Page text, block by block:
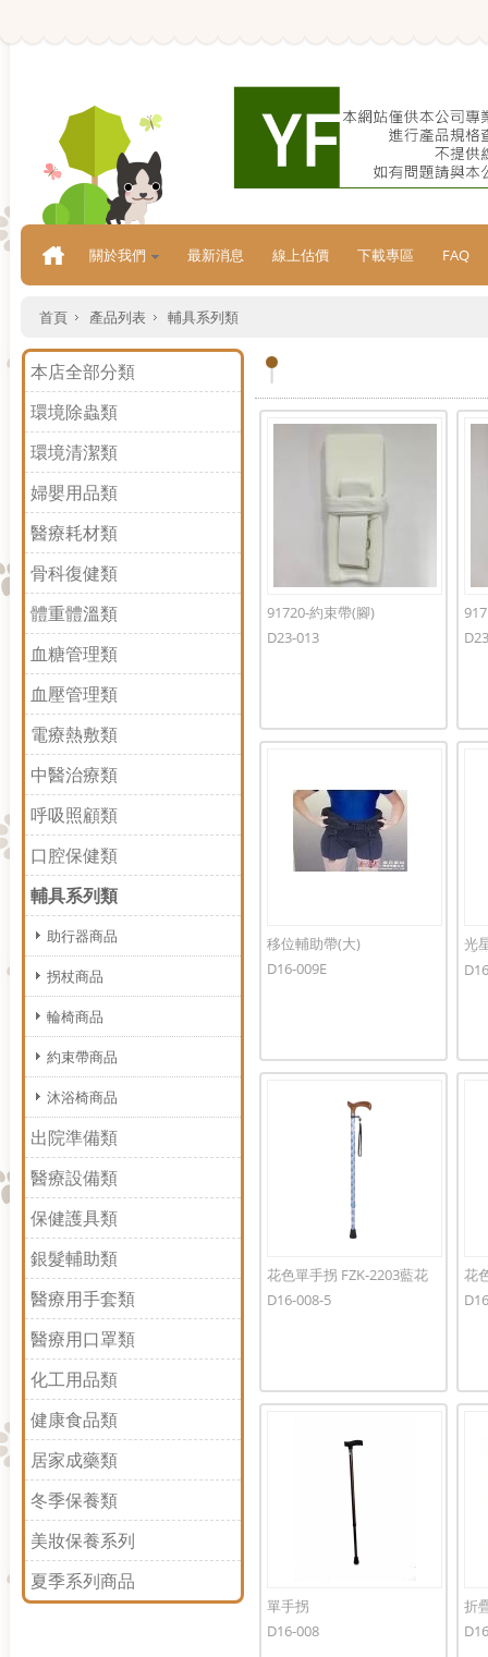
關於我們 最新消息 線上估價 下載專區 FAQ
首頁 產品列表 輔具系列類
本店全部分類
環境除蟲類
環境清潔類
婦嬰用品類
醫療耗材類
骨科復健類
體重體溫類
血糖管理類
血壓管理類
電療熱敷類
中醫治療類
呼吸照顧類
口腔保健類
輔具系列類
助行器商品
拐杖商品
輪椅商品
約束帶商品
沐浴椅商品
出院準備類
醫療設備類
保健護具類
銀髮輔助類
醫療用手套類
醫療用口罩類
化工用品類
健康食品類
居家成藥類
冬季保養類
美妝保養系列
夏季系列商品
91720-約束帶(腳)
D23-013
移位輔助帶(大)
D16-009E
光
千
花色單手拐 FZK-2203藍花
D16-008-5
花
單手拐
D16-008
折